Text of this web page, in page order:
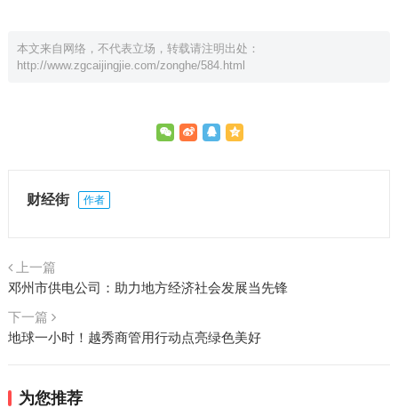
本文来自网络，不代表立场，转载请注明出处：
http://www.zgcaijingjie.com/zonghe/584.html
财经街 作者
上一篇
邓州市供电公司：助力地方经济社会发展当先锋
下一篇
地球一小时！越秀商管用行动点亮绿色美好
为您推荐